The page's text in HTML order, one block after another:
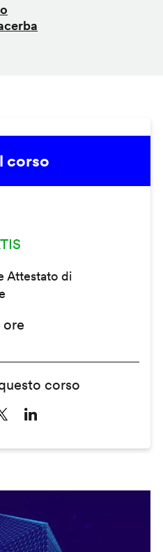
corso
Attestato di
ore
corso